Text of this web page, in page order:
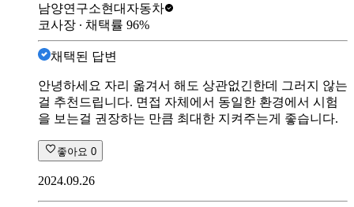
남양연구소현대자동차
코사장 ∙ 채택률 96%
채택된 답변
안녕하세요 자리 옮겨서 해도 상관없긴한데 그러지 않는
걸 추천드립니다. 면접 자체에서 동일한 환경에서 시험
을 보는걸 권장하는 만큼 최대한 지켜주는게 좋습니다.
좋아요 0
2024.09.26